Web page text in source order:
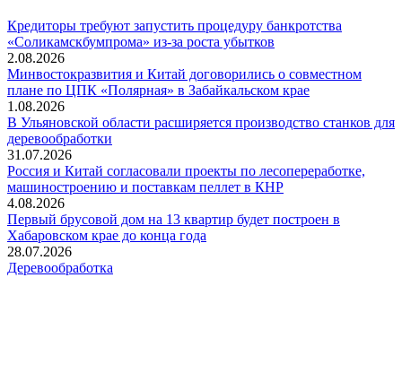
Кредиторы требуют запустить процедуру банкротства
«Соликамскбумпрома» из-за роста убытков
2.08.2026
Минвостокразвития и Китай договорились о совместном
плане по ЦПК «Полярная» в Забайкальском крае
1.08.2026
В Ульяновской области расширяется производство станков для
деревообработки
31.07.2026
Россия и Китай согласовали проекты по лесопереработке,
машиностроению и поставкам пеллет в КНР
4.08.2026
Первый брусовой дом на 13 квартир будет построен в
Хабаровском крае до конца года
28.07.2026
Деревообработка